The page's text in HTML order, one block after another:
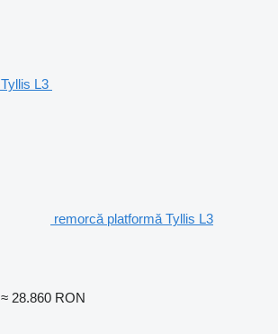
remorcă platformă Tyllis L3
≈ 28.860 RON